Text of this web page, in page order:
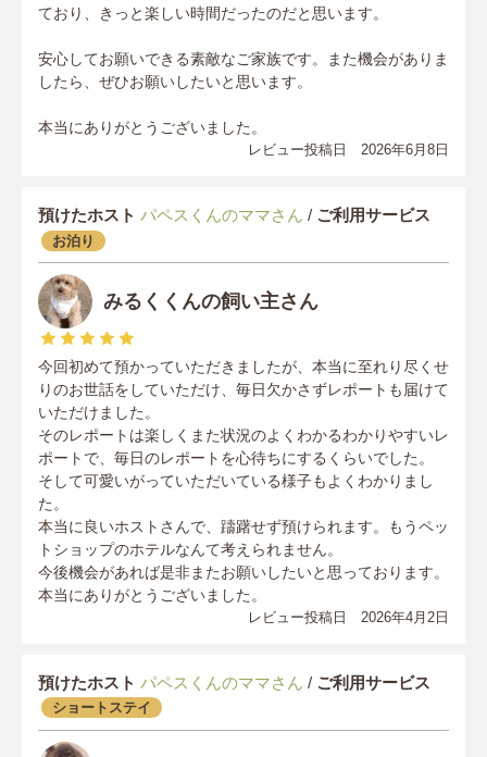
ており、きっと楽しい時間だったのだと思います。
安心してお願いできる素敵なご家族です。また機会がありま
したら、ぜひお願いしたいと思います。
本当にありがとうございました。
レビュー投稿日 2026年6月8日
預けたホスト パペスくんのママさん / ご利用サービス
お泊り
みるくくんの飼い主さん
今回初めて預かっていただきましたが、本当に至れり尽くせ
りのお世話をしていただけ、毎日欠かさずレポートも届けて
いただけました。
そのレポートは楽しくまた状況のよくわかるわかりやすいレ
ポートで、毎日のレポートを心待ちにするくらいでした。
そして可愛いがっていただいている様子もよくわかりまし
た。
本当に良いホストさんで、躊躇せず預けられます。もうペッ
トショップのホテルなんて考えられません。
今後機会があれば是非またお願いしたいと思っております。
本当にありがとうございました。
レビュー投稿日 2026年4月2日
預けたホスト パペスくんのママさん / ご利用サービス
ショートステイ